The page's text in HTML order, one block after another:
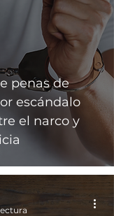
penas de
escándalo
el narco y